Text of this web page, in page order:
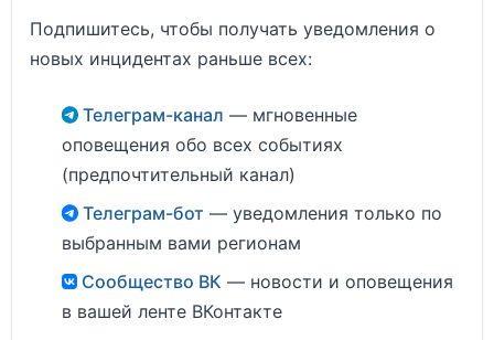
Подпишитесь, чтобы получать уведомления о
новых инцидентах раньше всех:
Телеграм-канал — мгновенные
оповещения обо всех событиях
(предпочтительный канал)
Телеграм-бот — уведомления только по
выбранным вами регионам
Сообщество ВК — новости и оповещения
в вашей ленте ВКонтакте